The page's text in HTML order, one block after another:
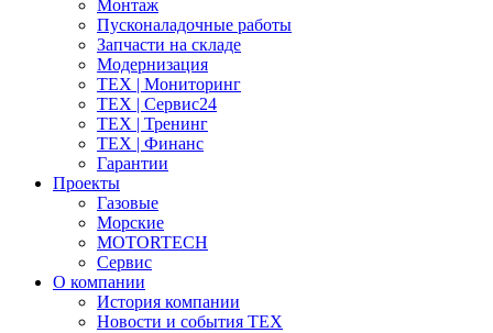
Монтаж
Пусконаладочные работы
Запчасти на складе
Модернизация
ТЕХ | Мониторинг
ТЕХ | Сервис24
ТЕХ | Тренинг
ТЕХ | Финанс
Гарантии
Проекты
Газовые
Морские
MOTORTECH
Сервис
О компании
История компании
Новости и события ТЕХ